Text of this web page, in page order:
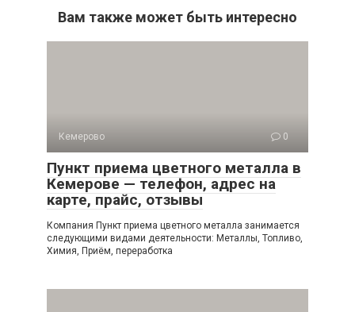
Вам также может быть интересно
Кемерово 0
Пункт приема цветного металла в
Кемерове — телефон, адрес на
карте, прайс, отзывы
Компания Пункт приема цветного металла занимается
следующими видами деятельности: Металлы, Топливо,
Химия, Приём, переработка